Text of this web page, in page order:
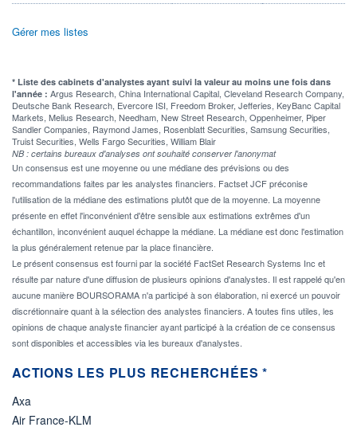
Gérer mes listes
* Liste des cabinets d'analystes ayant suivi la valeur au moins une fois dans
l'année : Argus Research, China International Capital, Cleveland Research Company,
Deutsche Bank Research, Evercore ISI, Freedom Broker, Jefferies, KeyBanc Capital
Markets, Melius Research, Needham, New Street Research, Oppenheimer, Piper
Sandler Companies, Raymond James, Rosenblatt Securities, Samsung Securities,
Truist Securities, Wells Fargo Securities, William Blair
NB : certains bureaux d'analyses ont souhaité conserver l'anonymat
Un consensus est une moyenne ou une médiane des prévisions ou des
recommandations faites par les analystes financiers. Factset JCF préconise
l'utilisation de la médiane des estimations plutôt que de la moyenne. La moyenne
présente en effet l'inconvénient d'être sensible aux estimations extrêmes d'un
échantillon, inconvénient auquel échappe la médiane. La médiane est donc l'estimation
la plus généralement retenue par la place financière.
Le présent consensus est fourni par la société FactSet Research Systems Inc et
résulte par nature d'une diffusion de plusieurs opinions d'analystes. Il est rappelé qu'en
aucune manière BOURSORAMA n'a participé à son élaboration, ni exercé un pouvoir
discrétionnaire quant à la sélection des analystes financiers. A toutes fins utiles, les
opinions de chaque analyste financier ayant participé à la création de ce consensus
sont disponibles et accessibles via les bureaux d'analystes.
ACTIONS LES PLUS RECHERCHÉES *
Axa
Air France-KLM